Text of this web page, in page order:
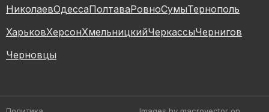
НиколаевОдессаПолтаваРовноСумыТернополь
ХарьковХерсонХмельницкийЧеркассыЧернигов
Черновцы